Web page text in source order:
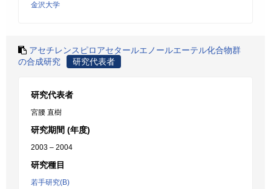
金沢大学
アセチレンスピロアセタールエノールエーテル化合物群
の合成研究
研究代表者
研究代表者
宮腰 直樹
研究期間 (年度)
2003 – 2004
研究種目
若手研究(B)